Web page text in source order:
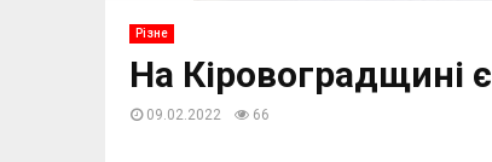
Різне
На Кіровоградщині
09.02.2022 66